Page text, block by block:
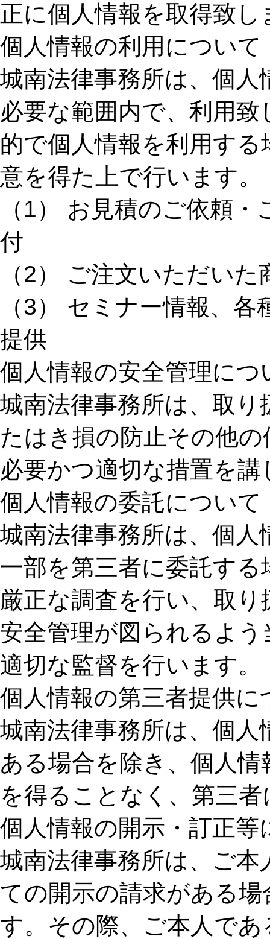
正に個人情報を取得致し
個人情報の利用について
城南法律事務所は、個
必要な範囲内で、利用
的で個人情報を利用す
意を得た上で行います。
（1） お見積のご依頼
付
（2） ご注文いただいた
（3） セミナー情報、
提供
個人情報の安全管理につ
城南法律事務所は、取
たはき損の防止その他
必要かつ適切な措置を講
個人情報の委託について
城南法律事務所は、個
一部を第三者に委託す
厳正な調査を行い、取
安全管理が図られるよ
適切な監督を行います。
個人情報の第三者提供に
城南法律事務所は、個
ある場合を除き、個人
を得ることなく、第三
個人情報の開示・訂正等
城南法律事務所は、ご
ての開示の請求がある
す。その際、ご本人で